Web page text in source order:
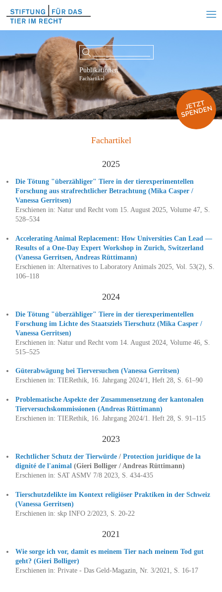
Publikationen
Fachartikel
Fachartikel
2025
Die Tötung "überzähliger" Tiere in der tierexperimentellen
Forschung aus strafrechtlicher Betrachtung (Mika Casper /
Vanessa Gerritsen)
Erschienen in: Natur und Recht vom 15. August 2025, Volume 47, S.
528–534
Accelerating Animal Replacement: How Universities Can Lead —
Results of a One-Day Expert Workshop in Zurich, Switzerland
(Vanessa Gerritsen, Andreas Rüttimann)
Erschienen in: Alternatives to Laboratory Animals 2025, Vol. 53(2), S.
106–118
2024
Die Tötung "überzähliger" Tiere in der tierexperimentellen
Forschung im Lichte des Staatsziels Tierschutz (Mika Casper /
Vanessa Gerritsen)
Erschienen in: Natur und Recht vom 14. August 2024, Volume 46, S.
515–525
Güterabwägung bei Tierversuchen (Vanessa Gerritsen)
Erschienen in: TIERethik, 16. Jahrgang 2024/1, Heft 28, S. 61–90
Problematische Aspekte der Zusammensetzung der kantonalen
Tierversuchskommissionen (Andreas Rüttimann)
Erschienen in: TIERethik, 16. Jahrgang 2024/1. Heft 28, S. 91–115
2023
Rechtlicher Schutz der Tierwürde/ Protection juridique de la
dignité de l'animal (Gieri Bolliger / Andreas Rüttimann)
Erschienen in: SAT ASMV 7/8 2023, S. 434-435
Tierschutzdelikte im Kontext religiöser Praktiken in der Schweiz
(Vanessa Gerritsen)
Erschienen in: skp INFO 2/2023, S. 20-22
2021
Wie sorge ich vor, damit es meinem Tier nach meinem Tod gut
geht? (Gieri Bolliger)
Erschienen in: Private - Das Geld-Magazin, Nr. 3/2021, S. 16-17